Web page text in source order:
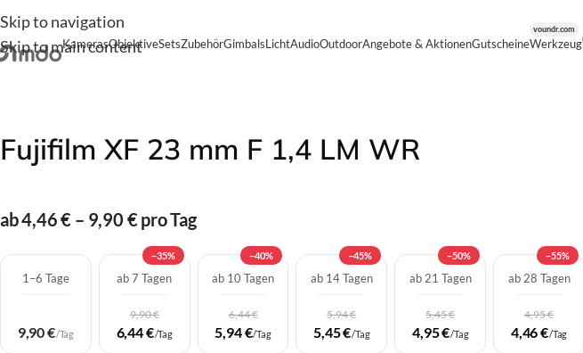
Skip to navigation
Skip to main content
KamerasObjektiveSetsZubehörGimbalsLichtAudioOutdoorAngebote & AktionenGutscheineWerkzeug
voundr.com
Start/Objektive
Fujifilm XF 23 mm F 1,4 LM WR
ab 4,46 € – 9,90 € pro Tag
1–6 Tage
9,90 €/Tag
−35%
ab 7 Tagen
9,90 €
6,44 €/Tag
−40%
ab 10 Tagen
6,44 €
5,94 €/Tag
−45%
ab 14 Tagen
5,94 €
5,45 €/Tag
−50%
ab 21 Tagen
5,45 €
4,95 €/Tag
−55%
ab 28 Tagen
4,95 €
4,46 €/Tag